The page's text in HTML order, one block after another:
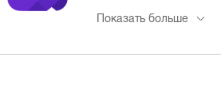
Показать больше